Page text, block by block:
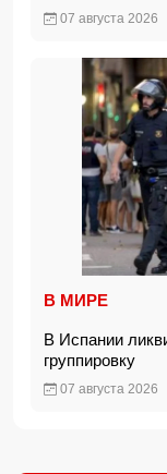
07 августа 2026
В МИРЕ
В Испании
группировку
07 августа 2026